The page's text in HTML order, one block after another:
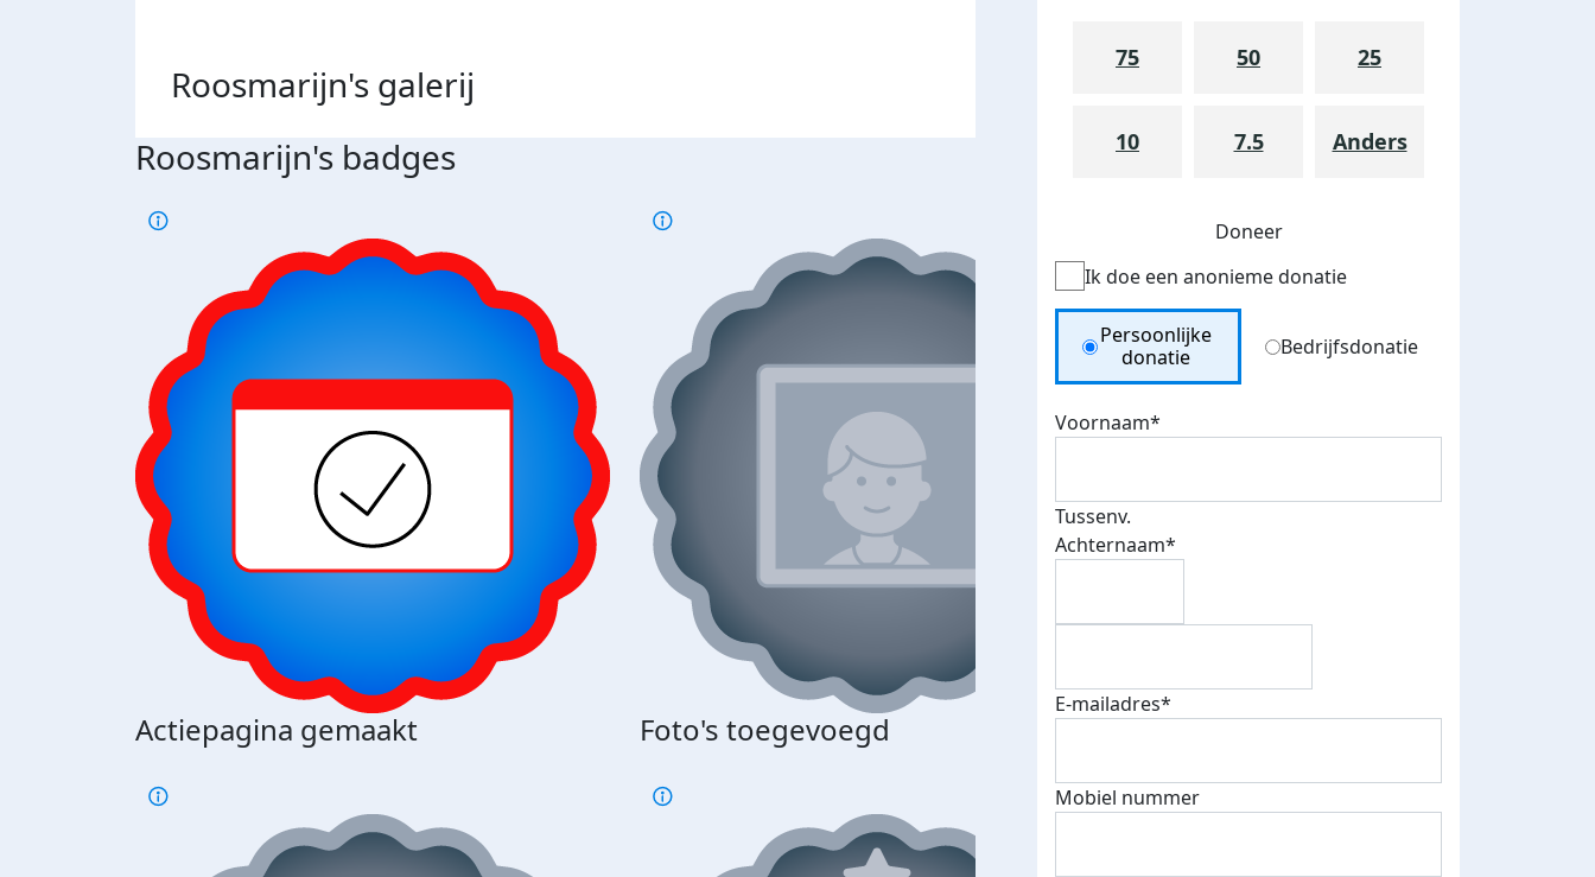
Roosmarijn's galerij
Roosmarijn's badges
Actiepagina gemaakt Foto's toegevoegd E-mails verstuurd
Top fondsenwerver
75 50 25
10 7.5 Anders
Doneer
Ik doe een anonieme donatie
Donation Type
Persoonlijke
donatie
Bedrijfsdonatie
Voornaam*
Tussenv.
Achternaam*
E-mailadres*
Mobiel nummer